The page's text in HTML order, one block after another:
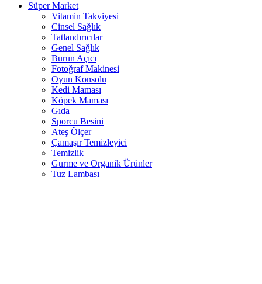
Süper Market
Vitamin Takviyesi
Cinsel Sağlık
Tatlandırıcılar
Genel Sağlık
Burun Açıcı
Fotoğraf Makinesi
Oyun Konsolu
Kedi Maması
Köpek Maması
Gıda
Sporcu Besini
Ateş Ölçer
Çamaşır Temizleyici
Temizlik
Gurme ve Organik Ürünler
Tuz Lambası